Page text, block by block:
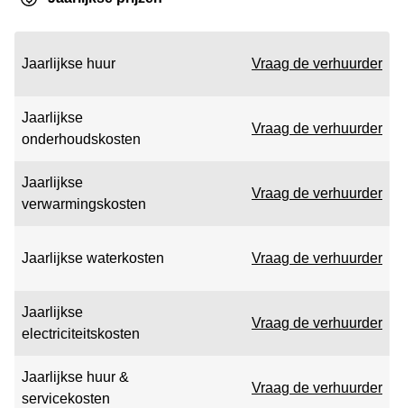
Jaarlijkse huur Vraag de verhuurder
Jaarlijkse
onderhoudskosten
Vraag de verhuurder
Jaarlijkse
verwarmingskosten
Vraag de verhuurder
Jaarlijkse waterkosten Vraag de verhuurder
Jaarlijkse
electriciteitskosten
Vraag de verhuurder
Jaarlijkse huur &
servicekosten
Vraag de verhuurder